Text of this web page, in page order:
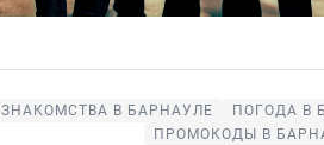
ЗНАКОМСТВА В БАРНАУЛЕ ПОГОДА В
ПРОМОКОДЫ В